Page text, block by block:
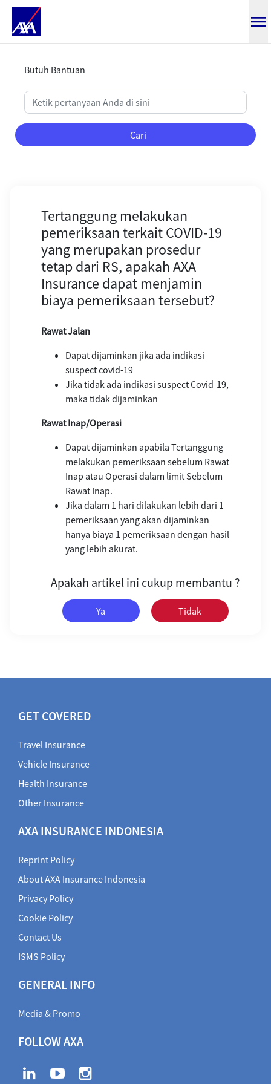
Butuh Bantuan
Cari
Tertanggung melakukan
pemeriksaan terkait COVID-19
yang merupakan prosedur
tetap dari RS, apakah AXA
Insurance dapat menjamin
biaya pemeriksaan tersebut?
Rawat Jalan
Dapat dijaminkan jika ada indikasi
suspect covid-19
Jika tidak ada indikasi suspect Covid-19,
maka tidak dijaminkan
Rawat Inap/Operasi
Dapat dijaminkan apabila Tertanggung
melakukan pemeriksaan sebelum Rawat
Inap atau Operasi dalam limit Sebelum
Rawat Inap.
Jika dalam 1 hari dilakukan lebih dari 1
pemeriksaan yang akan dijaminkan
hanya biaya 1 pemeriksaan dengan hasil
yang lebih akurat.
Apakah artikel ini cukup membantu ?
Ya Tidak
GET COVERED
Travel Insurance
Vehicle Insurance
Health Insurance
Other Insurance
AXA INSURANCE INDONESIA
Reprint Policy
About AXA Insurance Indonesia
Privacy Policy
Cookie Policy
Contact Us
ISMS Policy
GENERAL INFO
Media & Promo
FOLLOW AXA